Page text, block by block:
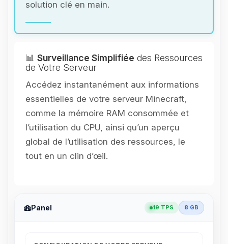
solution clé en main.
📊 Surveillance Simplifiée des Ressources
de Votre Serveur
Accédez instantanément aux informations
essentielles de votre serveur Minecraft,
comme la mémoire RAM consommée et
l’utilisation du CPU, ainsi qu’un aperçu
global de l’utilisation des ressources, le
tout en un clin d’œil.
Panel 19 TPS 8 GB